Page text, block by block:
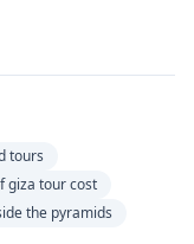
tours
giza tour cost
the pyramids